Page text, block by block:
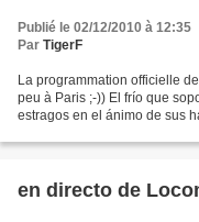
Publié le 02/12/2010 à 12:35
Par TigerF
La programmation officielle
peu à Paris ;-)) El frío que
estragos en el ánimo de sus
en directo de